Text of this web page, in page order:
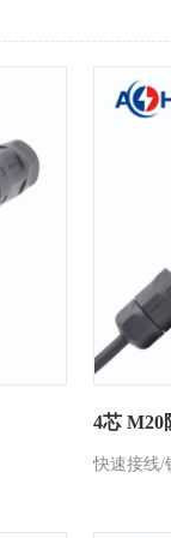
4芯 M20
快速接线/